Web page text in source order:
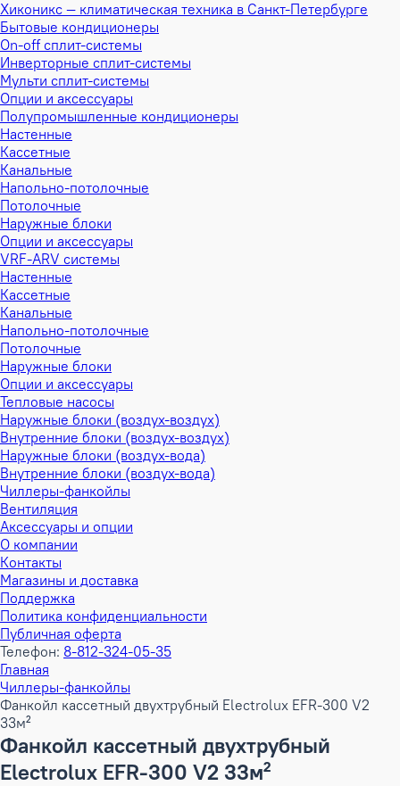
Хиконикс — климатическая техника в Санкт-Петербурге
Бытовые кондиционеры
On-off сплит-системы
Инверторные сплит-системы
Мульти сплит-системы
Опции и аксессуары
Полупромышленные кондиционеры
Настенные
Кассетные
Канальные
Напольно-потолочные
Потолочные
Наружные блоки
Опции и аксессуары
VRF-ARV системы
Настенные
Кассетные
Канальные
Напольно-потолочные
Потолочные
Наружные блоки
Опции и аксессуары
Тепловые насосы
Наружные блоки (воздух-воздух)
Внутренние блоки (воздух-воздух)
Наружные блоки (воздух-вода)
Внутренние блоки (воздух-вода)
Чиллеры-фанкойлы
Вентиляция
Аксессуары и опции
О компании
Контакты
Магазины и доставка
Поддержка
Политика конфиденциальности
Публичная оферта
Телефон: 8-812-324-05-35
Главная
Чиллеры-фанкойлы
Фанкойл кассетный двухтрубный Electrolux EFR-300 V2
33м²
Фанкойл кассетный двухтрубный
Electrolux EFR-300 V2 33м²